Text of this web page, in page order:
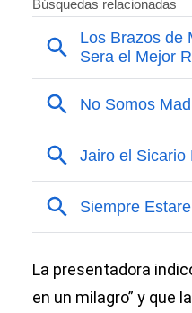
La presentadora
en un milagro” y que